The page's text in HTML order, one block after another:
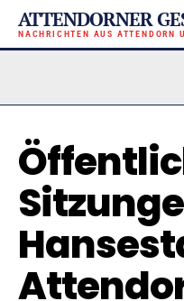
ATTENDORNER
NACHRICHTEN AUS ATTENDORN